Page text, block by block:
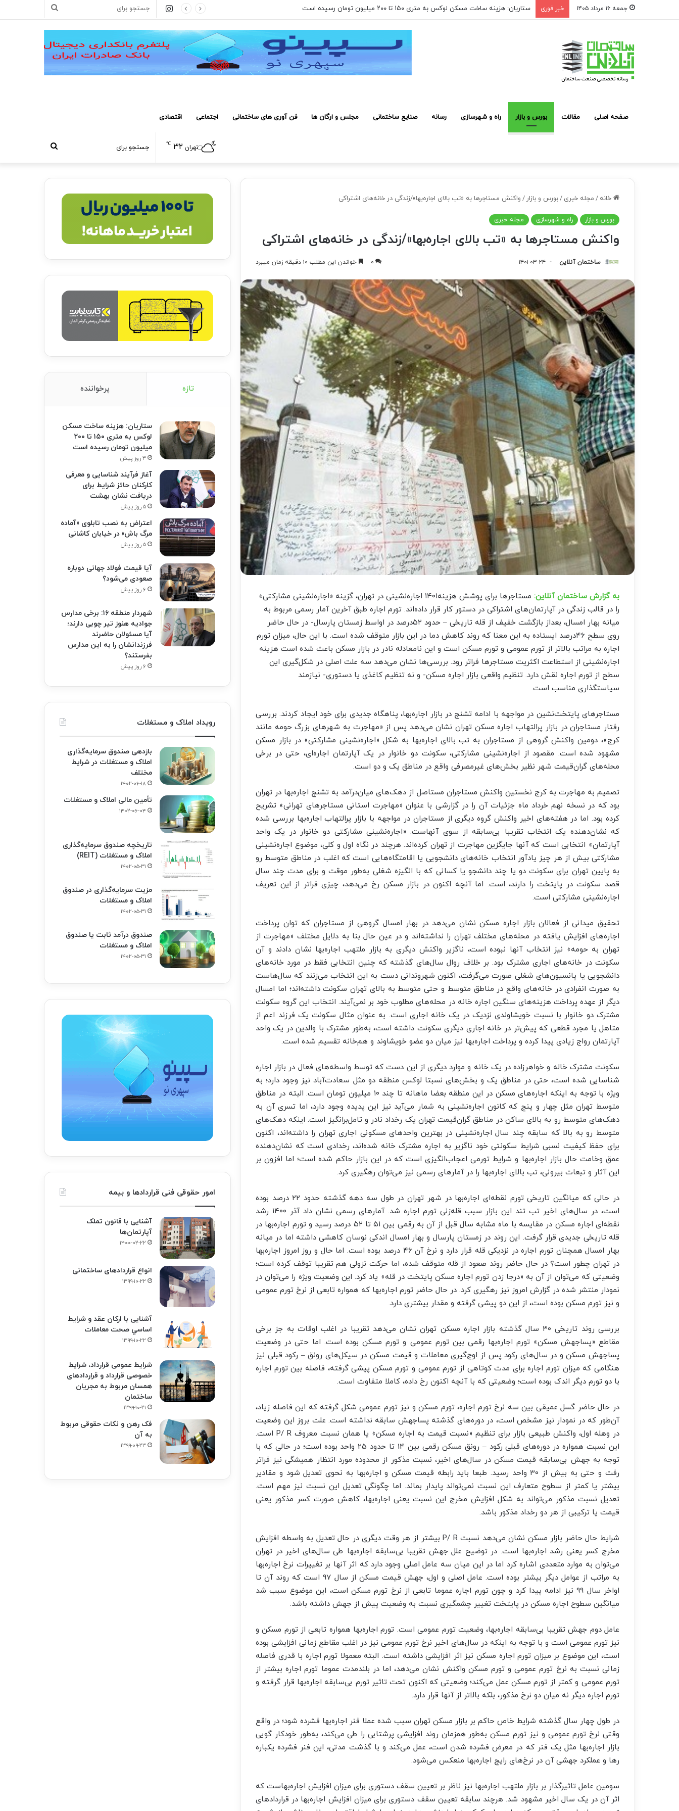
جمعه ۱۶ مرداد ۱۴۰۵ خبر فوری آغاز فرآیند شناسایی و معرفی کارکنان حائز شرایط برای دریافت نشان بهشت
جستجو
اینستاگرام
صفحه اصلی مقالات بورس و بازار راه و شهرسازی رسانه صنایع ساختمانی مجلس و ارگان ها فن آوری های ساختمانی اجتماعی اقتصادی
جستجو
برای
تهران ۳۲ ℃
خانه / مجله خبری /بورس و بازار / واکنش مستاجرها به «تب بالای اجاره‌بها»/زندگی در خانه‌های اشتراکی
بورس و بازار راه و شهرسازی مجله خبری
واکنش مستاجرها به «تب بالای اجاره‌بها»/زندگی در خانه‌های اشتراکی
ساختمان آنلاین ۱۴۰۱-۰۳-۲۴ ۰ خواندن این مطلب ۱۰ دقیقه زمان میبرد
به گزارش ساختمان آنلاین:
مستاجرها برای پوشش هزینه۱۴۰۱ اجاره‌نشینی در تهران، گزینه «اجاره‌نشینی مشارکتی»
را در قالب زندگی در آپارتمان‌های اشتراکی در دستور کار قرار داده‌اند. تورم اجاره طبق آخرین آمار رسمی مربوط به
میانه بهار امسال، بعداز بازگشت خفیف از قله تاریخی – حدود ۵۲درصد در اواسط زمستان پارسال- در حال حاضر
روی سطح ۴۶درصد ایستاده به این معنا که روند کاهش دما در این بازار متوقف شده است. با این حال، میزان تورم
اجاره به مراتب بالاتر از تورم عمومی و تورم مسکن است و این نامعادله نادر در بازار مسکن باعث شده است هزینه
اجاره‌نشینی از استطاعت اکثریت مستاجرها فراتر رود. بررسی‌ها نشان می‌دهد سه علت اصلی در شکل‌گیری این
سطح از تورم اجاره نقش دارد. تنظیم واقعی بازار اجاره مسکن- و نه تنظیم کاغذی یا دستوری- نیازمند
سیاستگذاری مناسب است.
مستاجرهای پایتخت‌نشین در مواجهه با ادامه تشنج در بازار اجاره‌بها، پناهگاه جدیدی برای خود ایجاد کردند. بررسی
رفتار مستاجران در بازار پرالتهاب اجاره مسکن تهران نشان می‌دهد پس از «مهاجرت به شهرهای بزرگ حومه مانند
کرج»، دومین واکنش گروهی از مستاجران به تب بالای اجاره‌بها به شکل «اجاره‌نشینی مشارکتی» در بازار مسکن
مشهود شده است. مقصود از اجاره‌نشینی مشارکتی، سکونت دو خانوار در یک آپارتمان اجاره‌‌ای، حتی در برخی
محله‌های گران‌قیمت شهر نظیر بخش‌های غیرمصرفی واقع در مناطق یک و دو است.
تصمیم به مهاجرت به کرج نخستین واکنش مستاجران مستاصل از دهک‌های میان‌درآمد به تشنج اجاره‌بها در تهران
بود که در نسخه نهم خرداد ماه جزئیات آن را در گزارشی با عنوان «مهاجرت استانی مستاجرهای تهرانی» تشریح
کرده بود. اما در هفته‌های اخیر واکنش گروه دیگری از مستاجران‌ در مواجهه با بازار پر‌التهاب اجاره‌بها بررسی شده
که نشان‌دهنده یک انتخاب تقریبا بی‌سابقه از سوی آنهاست. «اجاره‌نشینی مشارکتی دو خانوار در یک واحد
آپارتمان» انتخابی است که آنها جایگزین مهاجرت از تهران کرده‌اند. هرچند در نگاه اول و کلی، موضوع اجاره‌نشینی
مشارکتی بیش از هر چیز یادآور انتخاب خانه‌های دانشجویی یا اقامتگاه‌هایی است که اغلب در مناطق متوسط رو
به پایین تهران برای سکونت دو یا چند دانشجو یا کسانی که با انگیزه شغلی به‌طور موقت و برای مدت چند سال
قصد سکونت در پایتخت را دارند، است. اما آنچه اکنون در بازار مسکن رخ می‌دهد، چیزی فراتر از این تعریف
اجاره‌نشینی مشارکتی است.
تحقیق میدانی از فعالان بازار اجاره مسکن نشان می‌دهد در بهار امسال گروهی از مستاجران که توان پرداخت
اجار‌ه‌های افزایش یافته در محله‌های مختلف تهران را نداشته‌اند و در عین حال بنا به دلایل مختلف «مهاجرت از
تهران به حومه» نیز انتخاب آنها نبوده است، ناگزیر واکنش دیگری به بازار ملتهب اجاره‌بها نشان دادند و آن
سکونت در خانه‌های اجاری مشترک بود. بر خلاف روال سال‌های گذشته که چنین انتخابی فقط در مورد خانه‌های
دانشجویی یا پانسیون‌های شغلی صورت می‌گرفت، اکنون شهروندانی دست به این انتخاب می‌زنند که سال‌هاست
به صورت انفرادی در خانه‌های واقع در مناطق متوسط و حتی متوسط به بالای تهران سکونت داشته‌اند؛ اما امسال
دیگر از عهده پرداخت هزینه‌های سنگین اجاره خانه در محله‌های مطلوب خود بر نمی‌آیند. انتخاب این گروه سکونت
مشترک دو خانوار با نسبت خویشاوندی نزدیک در یک خانه اجاری است. به عنوان مثال سکونت یک فرزند اعم از
متاهل یا مجرد قطعی که پیش‌تر در خانه اجاری دیگری سکونت داشته است، به‌طور مشترک با والدین در یک واحد
آپارتمان رواج زیادی پیدا کرده و پرداخت اجاره‌بها نیز میان دو عضو خویشاوند و هم‌خانه تقسیم شده است.
سکونت مشترک خاله و خواهرزاده در یک خانه و موارد دیگری از این دست که توسط واسطه‌های فعال در بازار اجاره
شناسایی شده است، حتی در مناطق یک و بخش‌های نسبتا لوکس منطقه دو مثل سعادت‌آباد نیز وجود دارد؛ به
ویژه با توجه به اینکه اجاره‌های مسکن در این منطقه بعضا ماهانه تا چند ۱۰ میلیون تومان است. البته در مناطق
متوسط تهران مثل چهار و پنج که کانون اجاره‌نشینی به شمار می‌آید نیز این پدیده وجود دارد، اما تسری آن به
دهک‌های متوسط رو به بالای ساکن در مناطق گران‌قیمت تهران یک رخداد نادر و تامل‌برانگیز است. اینکه دهک‌های
متوسط رو به بالا که سابقه چند سال اجاره‌نشینی در بهترین واحدهای مسکونی اجاری تهران را داشته‌اند، اکنون
برای حفظ کیفیت نسبی شرایط سکونتی خود ناگزیر به اجاره مشترک خانه شده‌اند، رخدادی است که نشان‌دهنده
عمق وخامت حال بازار اجاره‌بها و شرایط تورمی اعجاب‌انگیزی است که در این بازار حاکم شده است؛ اما افزون بر
این آثار و تبعات بیرونی، تب بالای اجاره‌بها را در آمارهای رسمی نیز می‌توان رهگیری کرد.
در حالی که میانگین تاریخی تورم نقطه‌ای اجاره‌بها در شهر تهران در طول سه دهه گذشته حدود ۲۲ درصد بوده
است، در سال‌های اخیر تب تند این بازار سبب قله‌زنی تورم اجاره شد. آمارهای رسمی نشان داد آذر ۱۴۰۰ رشد
نقطه‌ای اجاره مسکن در مقایسه با ماه مشابه سال قبل از آن به رقمی بین ۵۱ تا ۵۲ درصد رسید و تورم اجاره‌بها در
قله تاریخی جدیدی قرار گرفت. این روند در زمستان پارسال و بهار امسال اندکی نوسان کاهشی داشته اما در میانه
بهار امسال همچنان تورم اجاره در نزدیکی قله قرار دارد و نرخ آن ۴۶ درصد بوده است. اما حال و روز امروز اجاره‌بها
در تهران چطور است؟ در حال حاضر روند صعود از قله متوقف شده، اما حرکت نزولی هم تقریبا توقف کرده است؛
وضعیتی که می‌توان از آن به «درجا زدن تورم اجاره مسکن پایتخت در قله» یاد کرد. این وضعیت ویژه را می‌توان در
نمودار منتشر شده در گزارش امروز نیز رهگیری کرد. در حال حاضر تورم اجاره‌بها که همواره تابعی از نرخ تورم عمومی
و نیز تورم مسکن بوده است، از این دو پیشی گرفته و مقدار بیشتری دارد.
بررسی روند تاریخی ۳۰ سال گذشته بازار اجاره مسکن تهران نشان می‌دهد تقریبا در اغلب اوقات به جز برخی
مقاطع «پساجهش مسکن» تورم اجاره‌بها رقمی بین تورم عمومی و تورم مسکن بوده است. اما حتی در وضعیت
پساجهش مسکن و در سال‌های رکود پس از اوج‌گیری معاملات و قیمت مسکن در سیکل‌های رونق – رکود قبلی نیز
هنگامی که میزان تورم اجاره برای مدت کوتاهی از تورم عمومی و تورم مسکن پیشی گرفته، فاصله بین تورم اجاره
با دو تورم دیگر اندک بوده است؛ وضعیتی که با آنچه اکنون رخ داده، کاملا متفاوت است.
در حال حاضر گسل عمیقی بین سه نرخ تورم اجاره، تورم مسکن و نیز تورم عمومی شکل گرفته که این فاصله زیاد،
آن‌طور که در نمودار نیز مشخص است، در دوره‌های گذشته پساجهش سابقه نداشته است. علت بروز این وضعیت
در وهله اول، واکنش طبیعی بازار برای تنظیم «نسبت قیمت به اجاره مسکن» یا همان نسبت معروف P/ R است.
این نسبت همواره در دوره‌های قبلی رکود – رونق مسکن رقمی بین 14 تا حدود 25 واحد بوده است؛ در حالی که با
توجه به جهش بی‌سابقه قیمت مسکن در سال‌های اخیر، نسبت مذکور از محدوده مورد انتظار همیشگی نیز فراتر
رفت و حتی به بیش از 30 واحد رسید. طبعا باید رابطه قیمت مسکن و اجاره‌بها به نحوی تعدیل شود و مقادیر
بیشتر یا کمتر از سطوح متعارف این نسبت نمی‌تواند پایدار بماند. اما چگونگی تعدیل این نسبت نیز مهم است.
تعدیل نسبت مذکور می‌تواند به شکل افزایش مخرج این نسبت یعنی اجاره‌بها، کاهش صورت کسر مذکور یعنی
قیمت یا ترکیبی از هر دو رخداد مذکور باشد.
شرایط حال حاضر بازار مسکن نشان می‌دهد نسبت P/ R بیشتر از هر وقت دیگری در حال تعدیل به واسطه افزایش
مخرج کسر یعنی رشد اجاره‌بها است. در توضیح علل جهش تقریبا بی‌سابقه اجاره‌بها طی سال‌های اخیر در تهران
می‌توان به موارد متعددی اشاره کرد اما در این میان سه عامل اصلی وجود دارد که اثر آنها بر تغییرات نرخ اجاره‌بها
به مراتب از عوامل دیگر بیشتر بوده است. عامل اصلی و اول، جهش قیمت مسکن از سال 97 است که روند آن تا
اواخر سال 99 نیز ادامه پیدا کرد و چون تورم اجاره عموما تابعی از نرخ تورم مسکن است، این موضوع سبب شد
میانگین سطوح اجاره مسکن در پایتخت تغییر چشمگیری نسبت به وضعیت پیش از جهش داشته باشد.
عامل دوم جهش تقریبا بی‌سابقه اجاره‌بها، وضعیت تورم عمومی است. تورم اجاره‌بها همواره تابعی از تورم مسکن و
نیز تورم عمومی است و با توجه به اینکه در سال‌های اخیر نرخ تورم عمومی نیز در اغلب مقاطع زمانی افزایشی بوده
است، این موضوع بر میزان تورم اجاره مسکن نیز اثر افزایشی داشته است. البته معمولا تورم اجاره با قدری فاصله
زمانی نسبت به نرخ تورم عمومی و تورم مسکن واکنش نشان می‌دهد، اما در بلندمدت عموما تورم اجاره بیشتر از
تورم عمومی و کمتر از تورم مسکن عمل می‌کند؛ وضعیتی که اکنون تحت تاثیر تورم بی‌سابقه اجاره‌بها قرار گرفته و
تورم اجاره دیگر نه میان دو نرخ مذکور، بلکه بالاتر از آنها قرار دارد.
در طول چهار سال گذشته شرایط خاص حاکم بر بازار مسکن تهران سبب شده عملا فنر اجاره‌بها فشرده شود؛ در واقع
وقتی نرخ تورم عمومی و نیز تورم مسکن به‌طور همزمان روند افزایشی پرشتابی را طی می‌کند، به‌طور خودکار گویی
بازار اجاره‌بها مثل یک فنر که در معرض فشرده شدن است، عمل می‌کند و با گذشت مدتی، این فنر فشرده یکباره
رها و عملکرد جهشی آن در نرخ‌های رایج اجاره‌بها منعکس می‌شود.
سومین عامل تاثیرگذار بر بازار ملتهب اجاره‌بها نیز ناظر بر تعیین سقف دستوری برای میزان افزایش اجاره‌بهاست که
اثر آن در یک سال اخیر مشهود شد. هرچند سابقه تعیین سقف دستوری برای میزان افزایش اجاره‌بها در قراردادهای
تازه پرخواننده
ستاریان: هزینه ساخت مسکن
لوکس به متری ۱۵۰ تا ۲۰۰
میلیون تومان رسیده است
۳ روز پیش
آغاز فرآیند شناسایی و معرفی
کارکنان حائز شرایط برای
دریافت نشان بهشت
۵ روز پیش
اعتراض به نصب تابلوی «آماده
مرگ باش» در خیابان کاشانی
۵ روز پیش
آیا قیمت فولاد جهانی دوباره
صعودی می‌شود؟
۶ روز پیش
شهردار منطقه ۱۶: برخی مدارس
جوادیه هنوز تیر چوبی دارند؛
آیا مسئولان حاضرند
فرزندانشان را به این مدارس
بفرستند؟
۶ روز پیش
رویداد املاک و مستغلات
بازدهی صندوق سرمایه‌گذاری
املاک و مستغلات در شرایط
مختلف
۱۴۰۲-۰۶-۱۸
تأمین مالی املاک و مستغلات
۱۴۰۲-۰۶-۰۴
تاریخچه صندوق سرمایه‌گذاری
املاک و مستغلات (REIT)
۱۴۰۲-۰۵-۳۱
مزیت سرمایه‌گذاری در صندوق
املاک و مستغلات
۱۴۰۲-۰۵-۳۱
صندوق درآمد ثابت یا صندوق
املاک و مستغلات
۱۴۰۲-۰۵-۳۱
امور حقوقی فنی قراردادها و بیمه
آشنایی با قانون تملک
آپارتمان‌ها
۱۴۰۰-۰۲-۲۲
انواع قراردادهای ساختمانی
۱۳۹۹-۱۰-۲۲
آشنایی با ارکان عقد و شرايط
اساسي صحت معاملات
۱۳۹۹-۱۰-۲۲
شرایط عمومی قرارداد، شرایط
خصوصی قرارداد و قراردادهای
همسان مربوط به مجریان
ساختمان
۱۳۹۹-۱۰-۲۱
فک‌ رهن و نکات حقوقی مربوط
به آن
۱۳۹۹-۰۹-۲۳